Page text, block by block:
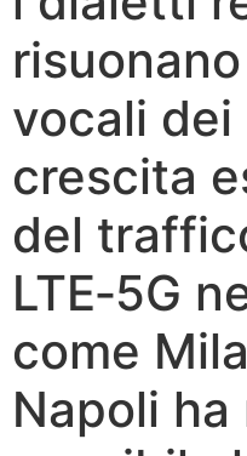
vocali dei
crescita
del
LTE‑5G
come
Napoli ha